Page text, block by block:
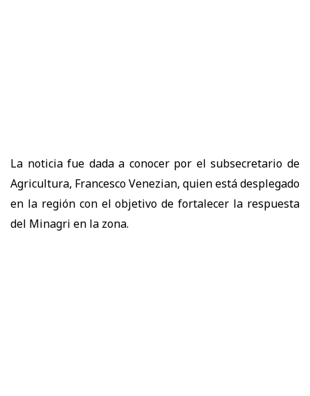
La noticia fue dada a conocer por el subsecretario de
Agricultura, Francesco Venezian, quien está desplegado
en la región con el objetivo de fortalecer la respuesta
del Minagri en la zona.